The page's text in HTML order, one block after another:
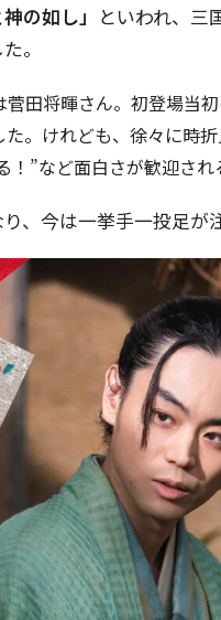
の如し」 といわれ、三
。
菅田将暉さん。初登場当
。けれども、徐々に時
”など面白さが歓迎され
、今は一挙手一投足が